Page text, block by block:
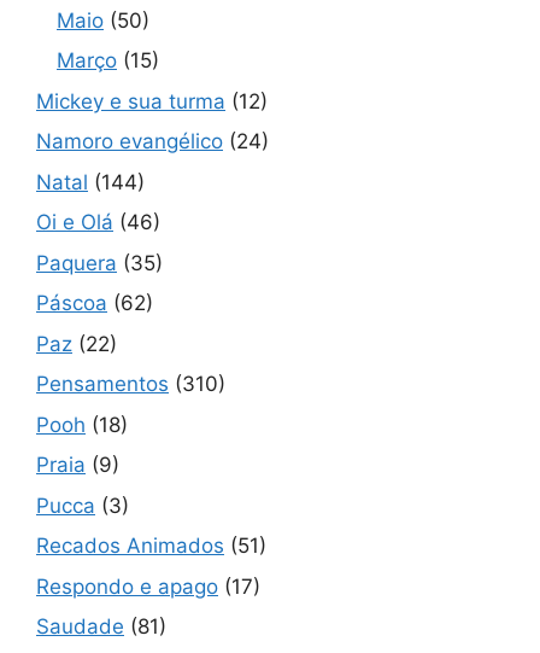
Maio (50)
Março (15)
Mickey e sua turma (12)
Namoro evangélico (24)
Natal (144)
Oi e Olá (46)
Paquera (35)
Páscoa (62)
Paz (22)
Pensamentos (310)
Pooh (18)
Praia (9)
Pucca (3)
Recados Animados (51)
Respondo e apago (17)
Saudade (81)